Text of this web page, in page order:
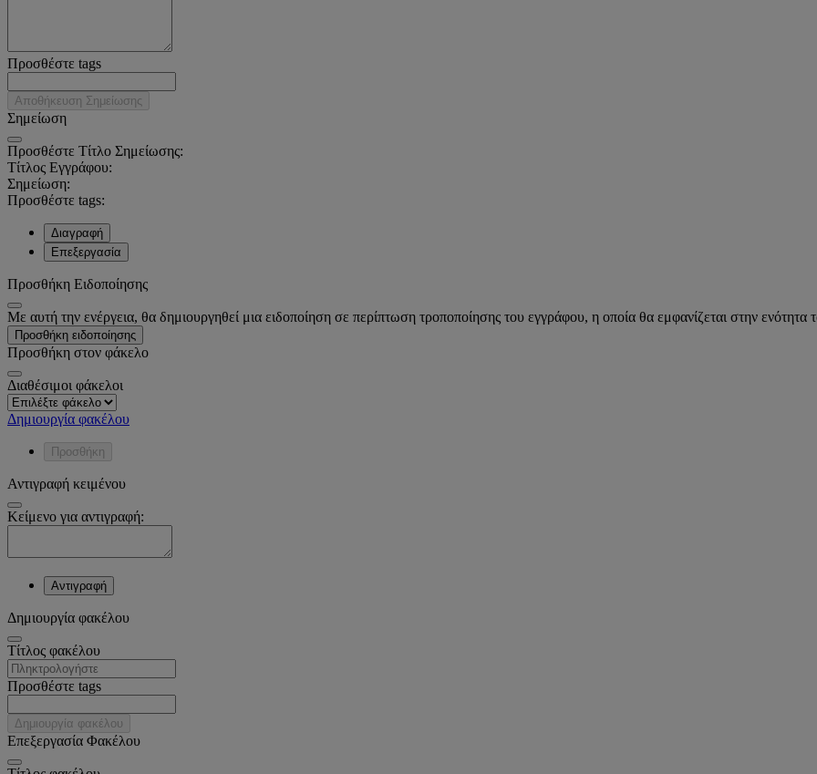
Προσθέστε tags
Αποθήκευση Σημείωσης
Σημείωση
Προσθέστε Τίτλο Σημείωσης:
Τίτλος Εγγράφου:
Σημείωση:
Προσθέστε tags:
Διαγραφή
Επεξεργασία
Προσθήκη Ειδοποίησης
Με αυτή την ενέργεια, θα δημιουργηθεί μια ειδοποίηση σε περίπτωση τροποποίησης του εγγράφου, η οποία θα εμφανίζεται στην ενότητα
Προσθήκη ειδοποίησης
Προσθήκη στον φάκελο
Διαθέσιμοι φάκελοι
Δημιουργία φακέλου
Προσθήκη
Αντιγραφή κειμένου
Κείμενο για αντιγραφή:
Αντιγραφή
Δημιουργία φακέλου
Tίτλος φακέλου
Προσθέστε tags
Δημιουργία φακέλου
Επεξεργασία Φακέλου